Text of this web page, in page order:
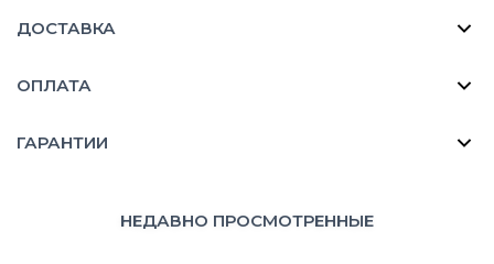
ДОСТАВКА
ОПЛАТА
ГАРАНТИИ
НЕДАВНО ПРОСМОТРЕННЫЕ